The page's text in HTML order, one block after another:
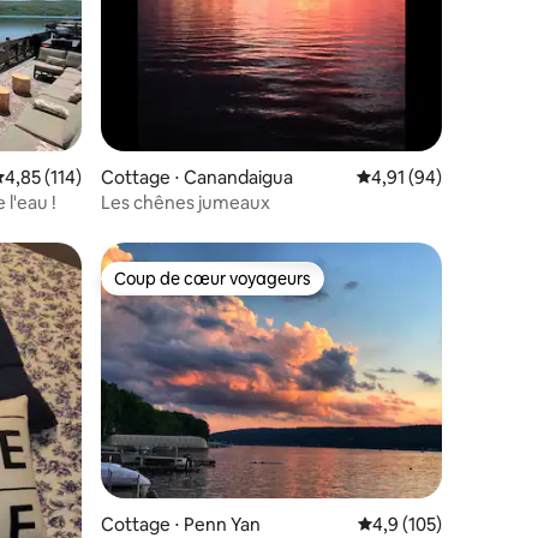
: 4,91 sur 5
moyenne sur la base de 114 commentaires : 4,85 sur 5
4,85 (114)
l'eau !
Cottage ⋅ Canandaigua Évaluation moyenne
4,91 (94)
Les chênes jumeaux
: 4,92 sur 5
Coup de cœur voyageurs
Coup de cœur voyageurs
Cottage ⋅ Penn Yan Évaluation moyenne
4,9 (105)